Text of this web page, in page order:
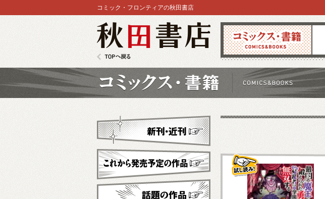
コミックス 雑誌
コミック・フロンティアの秋田書店
新刊情報
新刊・近刊
これから発売予定